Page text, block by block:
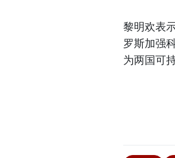
黎明欢表
罗斯加强
为两国可